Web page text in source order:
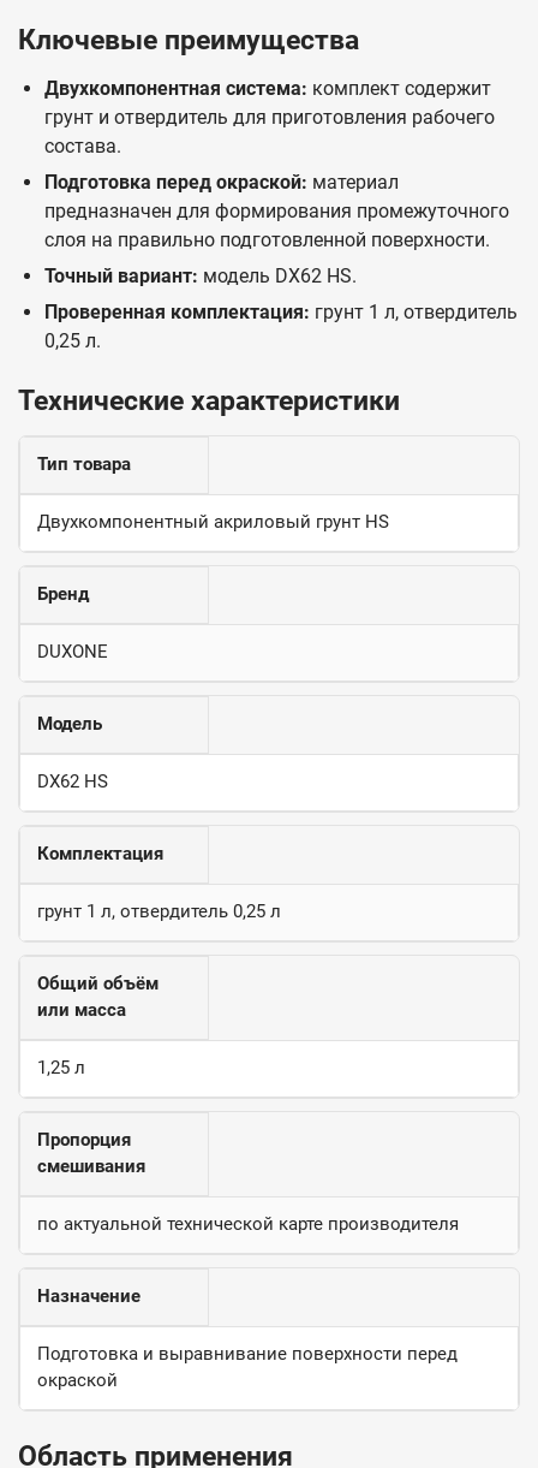
Ключевые преимущества
Двухкомпонентная система: комплект содержит
грунт и отвердитель для приготовления рабочего
состава.
Подготовка перед окраской: материал
предназначен для формирования промежуточного
слоя на правильно подготовленной поверхности.
Точный вариант: модель DX62 HS.
Проверенная комплектация: грунт 1 л, отвердитель
0,25 л.
Технические характеристики
Тип товара
Двухкомпонентный акриловый грунт HS
Бренд
DUXONE
Модель
DX62 HS
Комплектация
грунт 1 л, отвердитель 0,25 л
Общий объём
или масса
1,25 л
Пропорция
смешивания
по актуальной технической карте производителя
Назначение
Подготовка и выравнивание поверхности перед
окраской
Область применения